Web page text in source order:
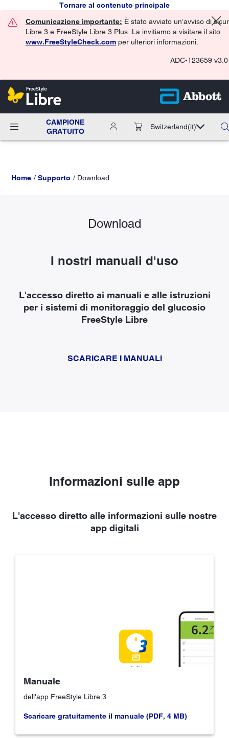
Tornare al contenuto principale
Comunicazione importante: È stato avviato un’avviso di
Libre 3 e FreeStyle Libre 3 Plus. La invitiamo a visitare il sito
www.FreeStyleCheck.com per ulteriori informazioni.
ADC-123659 v3.0
CAMPIONE
GRATUITO
Switzerland(it)
Home Supporto Download
Download
I nostri manuali d'uso
L'accesso diretto ai manuali e alle istruzioni
per i sistemi di monitoraggio del glucosio
FreeStyle Libre
SCARICARE I MANUALI
Informazioni sulle app
L'accesso diretto alle informazioni sulle nostre
app digitali
Manuale
dell'app FreeStyle Libre 3
Scaricare gratuitamente il manuale (PDF, 4 MB)